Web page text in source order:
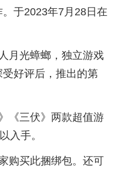
于2023年7月28日在
月光蟑螂，独立游戏
受好评后，推出的第
《三伏》两款超值游
入手。
购买此捆绑包。还可